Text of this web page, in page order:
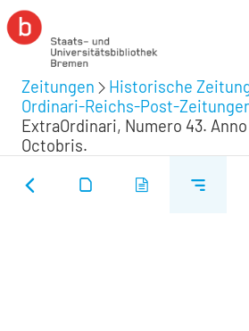
Zeitungen Historische
Ordinari-Reichs-Post-
ExtraOrdinari, Numero 43. Anno
Octobris.